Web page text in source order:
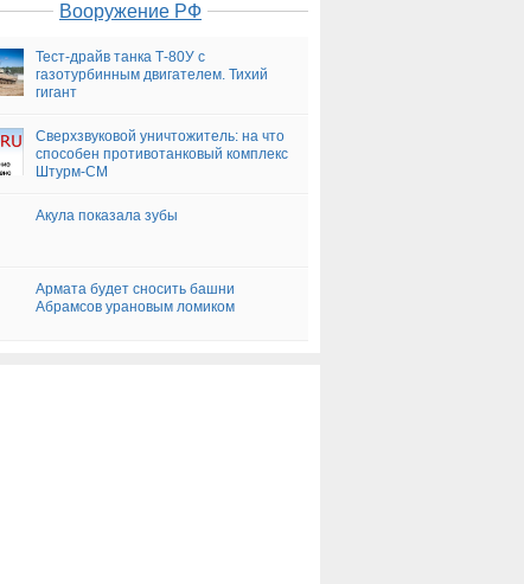
Вооружение РФ
Тест-драйв танка Т-80У с
газотурбинным двигателем. Тихий
гигант
Сверхзвуковой уничтожитель: на что
способен противотанковый комплекс
Штурм-СМ
Акула показала зубы
Армата будет сносить башни
Абрамсов урановым ломиком